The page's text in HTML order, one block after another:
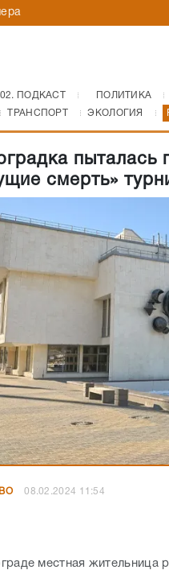
ПОДКАСТ ПОЛИТИКА
ТРАНСПОРТ ЭКОЛОГИЯ
смерть»
08.02.2024 11:54
местная жительница